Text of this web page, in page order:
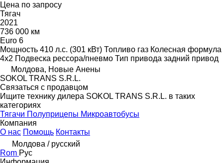
Цена по запросу
Тягач
2021
736 000 км
Euro 6
Мощность 410 л.с. (301 кВт) Топливо газ Колесная формула
4x2 Подвеска рессора/пневмо Тип привода задний привод
Молдова, Новые Анены
SOKOL TRANS S.R.L.
Связаться с продавцом
Ищите технику дилера SOKOL TRANS S.R.L. в таких
категориях
Тягачи Полуприцепы Микроавтобусы
Компания
О нас Помощь Контакты
Молдова / русский
Rom Рус